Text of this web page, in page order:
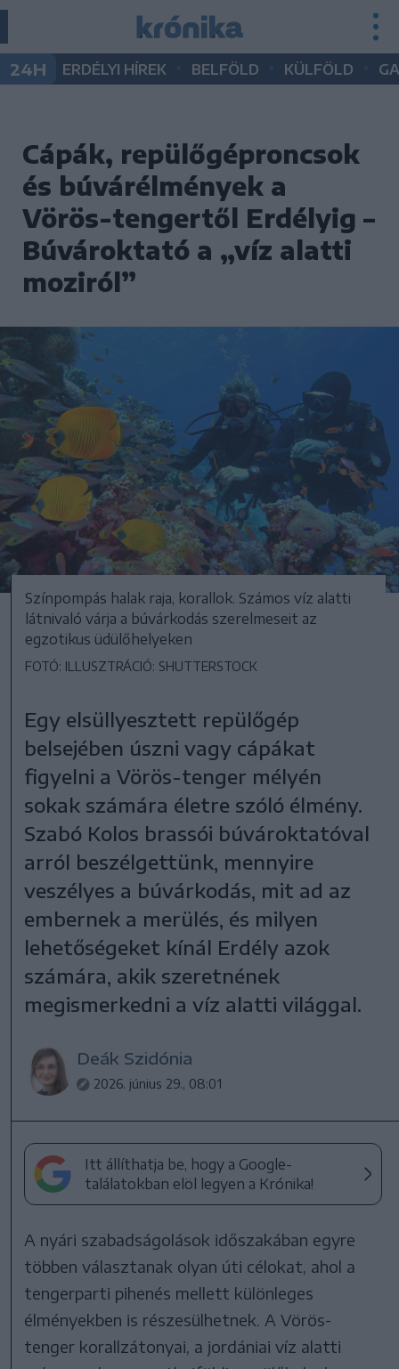
24H ERDÉLYI HÍREK BELFÖLD KÜLFÖLD
Cápák, repülőgéproncsok
és búvárélmények a
Vörös-tengertől Erdélyig –
Búvároktató a „víz alatti
moziról”
Színpompás halak raja, korallok. Számos víz alatti
látnivaló várja a búvárkodás szerelmeseit az
egzotikus üdülőhelyeken
FOTÓ: ILLUSZTRÁCIÓ: SHUTTERSTOCK
Egy elsüllyesztett repülőgép
belsejében úszni vagy cápákat
figyelni a Vörös-tenger mélyén
sokak számára életre szóló élmény.
Szabó Kolos brassói búvároktatóval
arról beszélgettünk, mennyire
veszélyes a búvárkodás, mit ad az
embernek a merülés, és milyen
lehetőségeket kínál Erdély azok
számára, akik szeretnének
megismerkedni a víz alatti világgal.
Deák Szidónia
2026. június 29., 08:01
Itt állíthatja be, hogy a Google-
találatokban elöl legyen a Krónika!
A nyári szabadságolások időszakában egyre
többen választanak olyan úti célokat, ahol a
tengerparti pihenés mellett különleges
élményekben is részesülhetnek. A Vörös-
tenger korallzátonyai, a jordániai víz alatti